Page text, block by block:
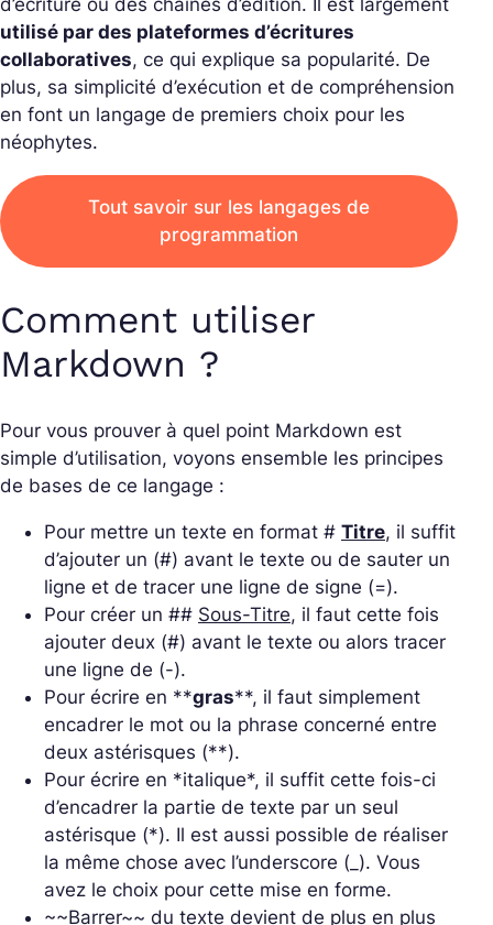
d’écriture ou des chaînes d’édition. Il est largement
utilisé par des plateformes d’écritures
collaboratives, ce qui explique sa popularité. De
plus, sa simplicité d’exécution et de compréhension
en font un langage de premiers choix pour les
néophytes.
Tout savoir sur les langages de
programmation
Comment utiliser
Markdown ?
Pour vous prouver à quel point Markdown est
simple d’utilisation, voyons ensemble les principes
de bases de ce langage :
Pour mettre un texte en format # Titre, il suffit
d’ajouter un (#) avant le texte ou de sauter un
ligne et de tracer une ligne de signe (=).
Pour créer un ## Sous-Titre, il faut cette fois
ajouter deux (#) avant le texte ou alors tracer
une ligne de (-).
Pour écrire en **gras**, il faut simplement
encadrer le mot ou la phrase concerné entre
deux astérisques (**).
Pour écrire en *italique*, il suffit cette fois-ci
d’encadrer la partie de texte par un seul
astérisque (*). Il est aussi possible de réaliser
la même chose avec l’underscore (_). Vous
avez le choix pour cette mise en forme.
~~Barrer~~ du texte devient de plus en plus